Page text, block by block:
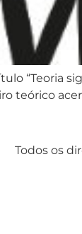
“Teoria
teórico
Todos os